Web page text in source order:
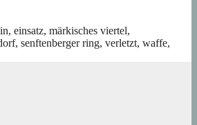
, einsatz, märkisches viertel,
, senftenberger ring, verletzt, waffe,